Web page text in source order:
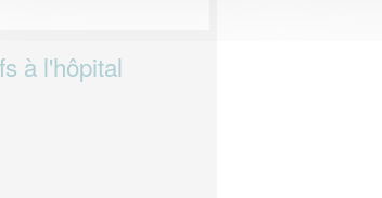
à l'hôpital